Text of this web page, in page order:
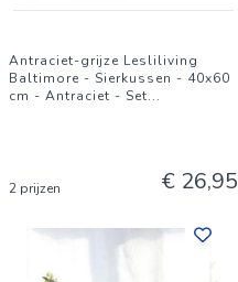
Antraciet-grijze Lesliliving
Baltimore - Sierkussen - 40x60
cm - Antraciet - Set...
2 prijzen € 26,95